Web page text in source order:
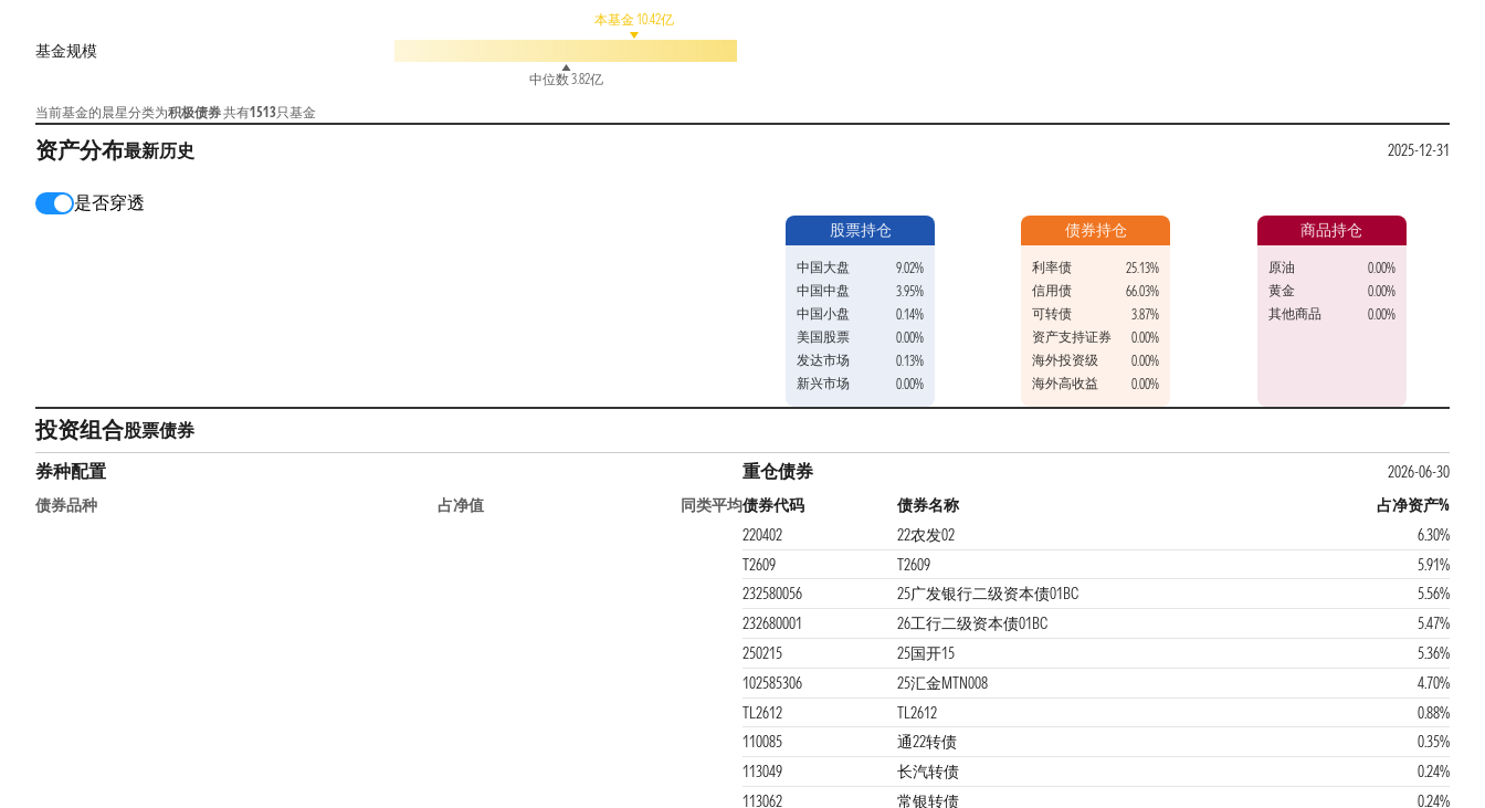
基金规模
本基金 10.42亿
中位数 3.82亿
当前基金的晨星分类为积极债券共有1513只基金
资产分布最新历史 2025-12-31
是否穿透
股票持仓
中国大盘
9.02%
中国中盘
3.95%
中国小盘
0.14%
美国股票
0.00%
发达市场
0.13%
新兴市场
0.00%
债券持仓
利率债
25.13%
信用债
66.03%
可转债
3.87%
资产支持证券
0.00%
海外投资级
0.00%
海外高收益
0.00%
商品持仓
原油
0.00%
黄金
0.00%
其他商品
0.00%
投资组合股票债券
券种配置
债券品种 占净值 同类平均
重仓债券
2026-06-30
债券代码
债券名称
占净资产%
220402
22农发02
6.30%
T2609
T2609
5.91%
232580056
25广发银行二级资本债01BC
5.56%
232680001
26工行二级资本债01BC
5.47%
250215
25国开15
5.36%
102585306
25汇金MTN008
4.70%
TL2612
TL2612
0.88%
110085
通22转债
0.35%
113049
长汽转债
0.24%
113062
常银转债 0.24%